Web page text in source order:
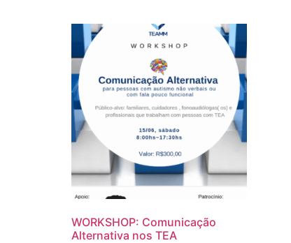
WORKSHOP: Comunicação
Alternativa nos TEA